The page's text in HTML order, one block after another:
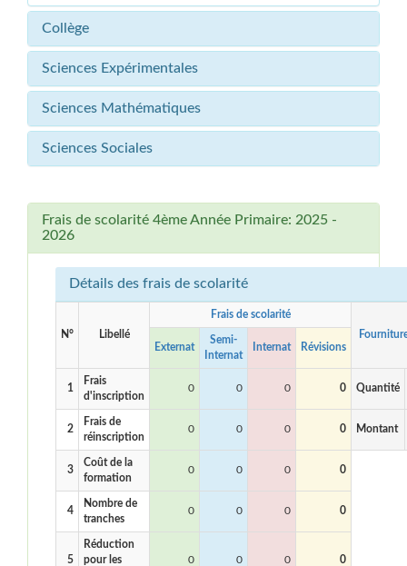
Collège
Sciences Expérimentales
Sciences Mathématiques
Sciences Sociales
Frais de scolarité 4ème Année Primaire: 2025 -
2026
Détails des frais de scolarité
N° Libellé
Frais de scolarité
Externat
Semi-
Internat
Internat Révisions
1
Frais
d'inscription
0 0 0 0 Quantité
2
Frais de
réinscription
0 0 0 0 Montant
3
Coût de la
formation
0 0 0 0
4
Nombre de
tranches
0 0 0 0
5
Réduction
pour les
0 0 0 0